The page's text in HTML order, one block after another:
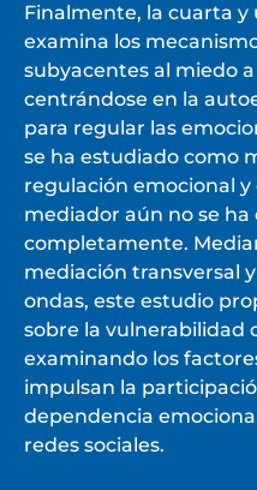
Finalmente, la cuarta
examina los
subyacentes al miedo
centrándose en la
para regular las
se ha estudiado como
regulación emocional y
mediador aún no se ha
completamente.
mediación transversal
ondas, este estudio
sobre la vulnerabilidad
examinando los
impulsan la
dependencia
redes sociales.